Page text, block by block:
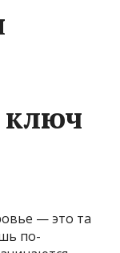
ключ
— это та
по-